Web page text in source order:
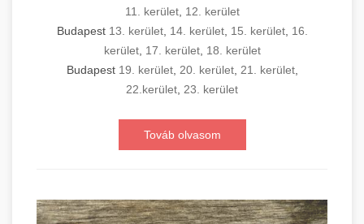
11. kerület, 12. kerület
Budapest 13. kerület, 14. kerület, 15. kerület, 16.
kerület, 17. kerület, 18. kerület
Budapest 19. kerület, 20. kerület, 21. kerület,
22.kerület, 23. kerület
Továb olvasom